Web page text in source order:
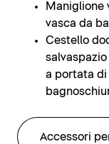
Maniglione
vasca da
Cestello
a portata di
Accessori